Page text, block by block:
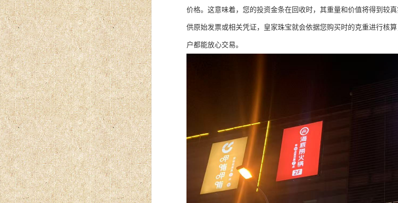
价格。这意味着，您的投资金条在回收时，其重量和价值将得到较
供原始发票或相关凭证，皇家珠宝就会依据您购买时的克重进行核
户都能放心交易。